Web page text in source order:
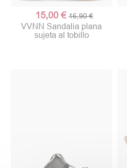
15,00 € 16,90 €
VVNN Sandalia plana
sujeta al tobillo